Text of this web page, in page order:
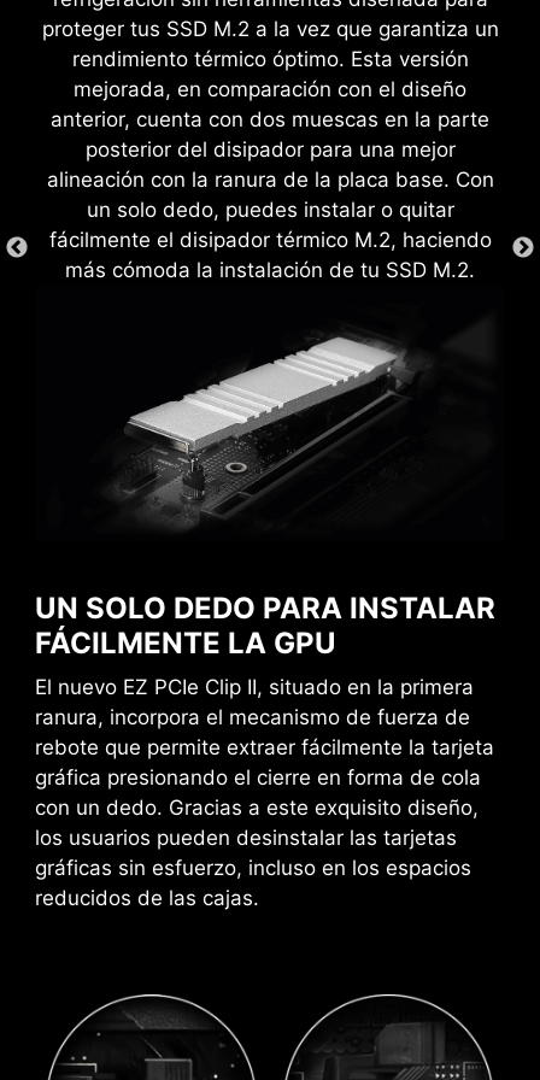
proteger tus SSD M.2 a la vez que garantiza un
rendimiento térmico óptimo. Esta versión
mejorada, en comparación con el diseño
anterior, cuenta con dos muescas en la parte
posterior del disipador para una mejor
alineación con la ranura de la placa base. Con
un solo dedo, puedes instalar o quitar
fácilmente el disipador térmico M.2, haciendo
más cómoda la instalación de tu SSD M.2.
UN SOLO DEDO PARA INSTALAR
FÁCILMENTE LA GPU
El nuevo EZ PCIe Clip II, situado en la primera
ranura, incorpora el mecanismo de fuerza de
rebote que permite extraer fácilmente la tarjeta
gráfica presionando el cierre en forma de cola
con un dedo. Gracias a este exquisito diseño,
los usuarios pueden desinstalar las tarjetas
gráficas sin esfuerzo, incluso en los espacios
reducidos de las cajas.
placa base.
COLISIONES
DISEÑO DE CONEXIÓN EZ
que el ventilador MPG EZ120 ARGB funcione
con un solo cable. Alternativamente, la
cabeceras adicionales ARGB Gen 1 y ventilador
utilizando un cable dedicado de 1 a 2 EZ Conn,
agilizando y optimizando todo el proceso de
montaje.
para el procesador como para la memoria,
permitiendo a los usuarios mejorar fácilmente el
rendimiento del sistema sin profundizar en
intrincados ajustes.
CREATION BOOST
El overclocking de CPU con un
solo clic optimiza
automáticamente el rendimiento
AI BOOST
Un algoritmo inteligente aumenta
el rendimiento de la NPU para
obtener el mejor rendimiento
posible de la IA cuando necesites
potencia adicional.
*Habilitado con procesadores
compatibles.
EXPO / A-XMP
memoria DDR compatible y
obtener un rendimiento óptimo.